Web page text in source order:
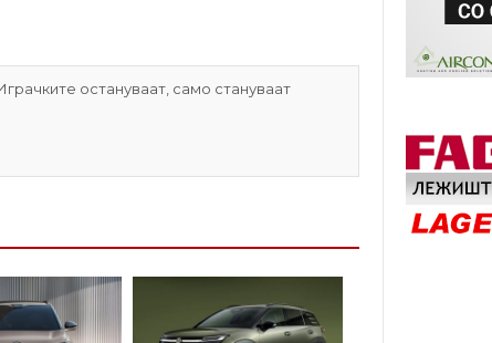
остануваат, само стануваат